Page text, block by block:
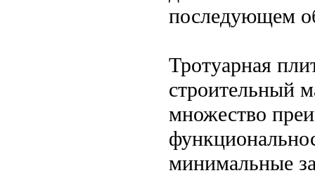
последующем
Тротуарная
строительный
множество
минимальные